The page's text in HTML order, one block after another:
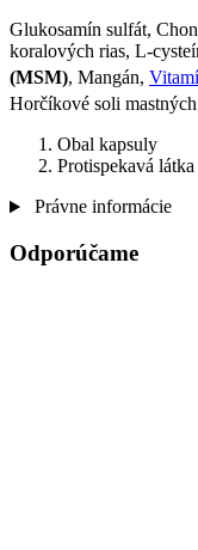
Glukosamín sulfát,
koralových rias, L-
(MSM), Mangán,
Horčíkové soli
Obal kapsuly
Protispekavá látka
Právne informácie
Odporúčame